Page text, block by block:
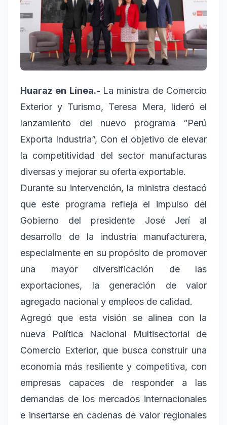
Huaraz en Línea.- La ministra de Comercio
Exterior y Turismo, Teresa Mera, lideró el
lanzamiento del nuevo programa “Perú
Exporta Industria”, Con el objetivo de elevar
la competitividad del sector manufacturas
diversas y mejorar su oferta exportable.
Durante su intervención, la ministra destacó
que este programa refleja el impulso del
Gobierno del presidente José Jerí al
desarrollo de la industria manufacturera,
especialmente en su propósito de promover
una mayor diversificación de las
exportaciones, la generación de valor
agregado nacional y empleos de calidad.
Agregó que esta visión se alinea con la
nueva Política Nacional Multisectorial de
Comercio Exterior, que busca construir una
economía más resiliente y competitiva, con
empresas capaces de responder a las
demandas de los mercados internacionales
e insertarse en cadenas de valor regionales